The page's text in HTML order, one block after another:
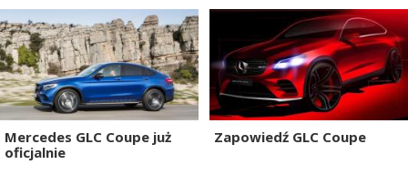
Mercedes GLC Coupe już
oficjalnie
Zapowiedź GLC Coupe